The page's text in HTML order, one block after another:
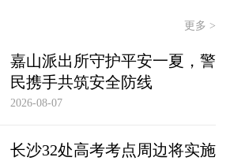
更多 >
嘉山派出所守护平安一夏，警
民携手共筑安全防线
2026-08-07
长沙32处高考考点周边将实施